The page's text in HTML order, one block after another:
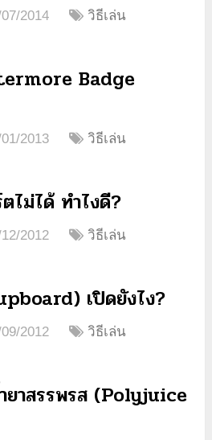
2014 วิธีเล่น
Badge
2013 วิธีเล่น
ไม่ได้ ทำไงดี?
2012 วิธีเล่น
เปิดยังไง?
2012 วิธีเล่น
ยาสรรพรส (Polyjuice